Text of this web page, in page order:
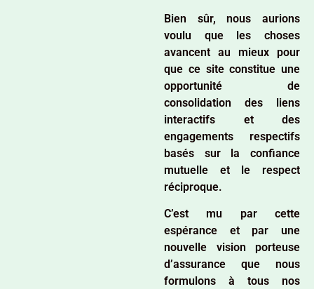
Bien sûr, nous aurions
voulu que les choses
avancent au mieux pour
que ce site constitue une
opportunité de
consolidation des liens
interactifs et des
engagements respectifs
basés sur la confiance
mutuelle et le respect
réciproque.
C’est mu par cette
espérance et par une
nouvelle vision porteuse
d’assurance que nous
formulons à tous nos